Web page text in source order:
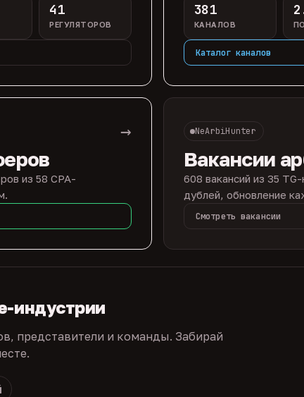
41
РЕГУЛЯТОРОВ
381
КАНАЛОВ
Каталог каналов
→
из 58 CPA-
NeArbiHunter
Вакансии
608 вакансий из 35
дублей, обновление
Смотреть вакансии
индустрии
представители и команды. Забирай